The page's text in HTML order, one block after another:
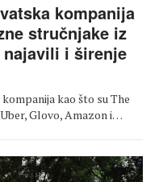
kompanija
stručnjake iz
najavili i širenje
kao što su The
Glovo, Amazon i…